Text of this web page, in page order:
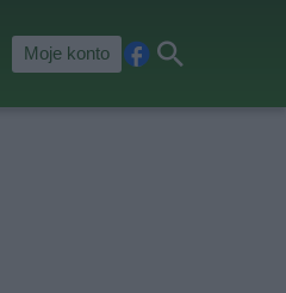
Moje konto
cebkaj